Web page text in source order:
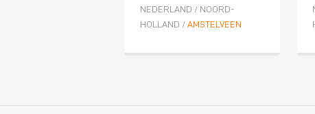
NEDERLAND / NOORD-
HOLLAND / AMSTELVEEN